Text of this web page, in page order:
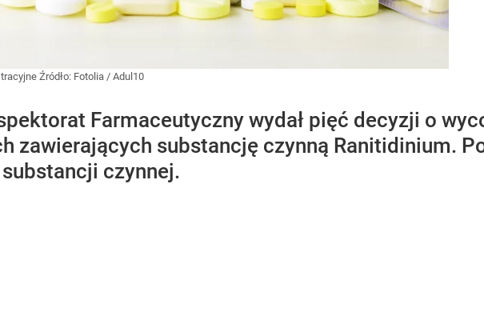
Źródło: Fotolia / Adul10
Farmaceutyczny wydał pięć decyzji o
zawierających substancję czynną Ranitidinium.
czynnej.